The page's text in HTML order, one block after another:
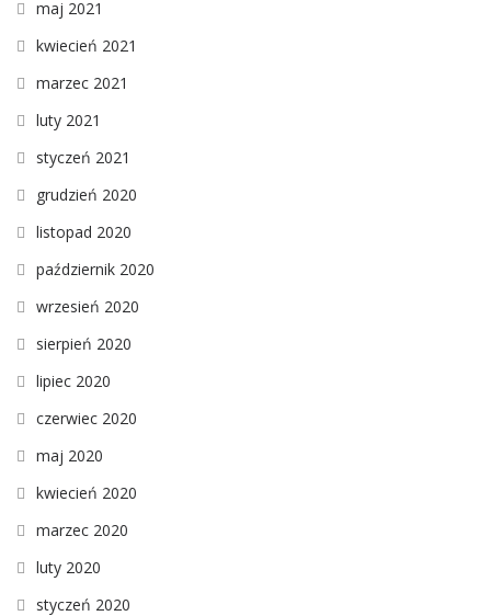
maj 2021
kwiecień 2021
marzec 2021
luty 2021
styczeń 2021
grudzień 2020
listopad 2020
październik 2020
wrzesień 2020
sierpień 2020
lipiec 2020
czerwiec 2020
maj 2020
kwiecień 2020
marzec 2020
luty 2020
styczeń 2020